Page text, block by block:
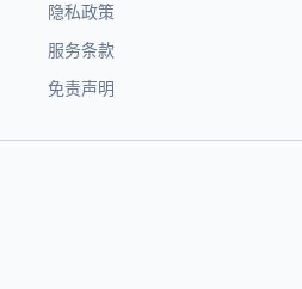
隐私政策
服务条款
免责声明